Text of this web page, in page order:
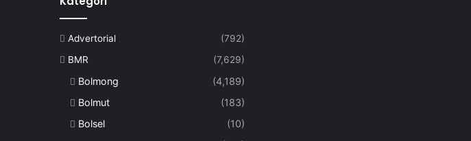
Advertorial
(792)
BMR
(7,629)
Bolmong
(4,189)
Bolmut
(183)
Bolsel
(10)